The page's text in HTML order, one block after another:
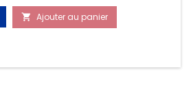
le transport. Matière polyester
aux variations de températures,
 Ajouter au panier